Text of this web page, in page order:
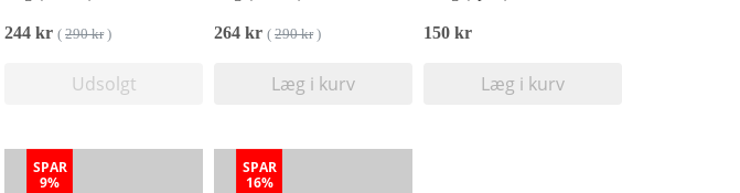
244 kr ( 290 kr)
Udsolgt
264 kr ( 290 kr)
Læg i kurv
150 kr
Læg i kurv
SPAR
9%
SPAR
16%